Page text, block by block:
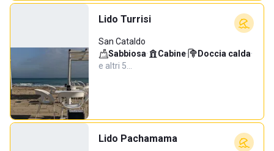
Lido Turrisi
San Cataldo
Sabbiosa· Cabine· Doccia calda·
e altri 5…
Lido Pachamama